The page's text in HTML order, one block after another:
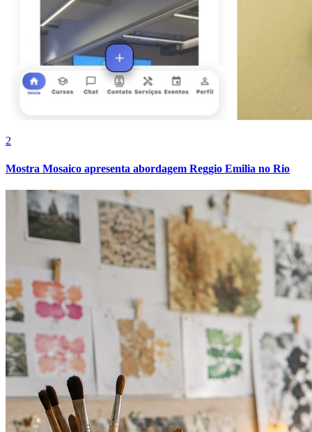
Grêmio
2
Mostra Mosaico apresenta abordagem Reggio Emilia no Rio